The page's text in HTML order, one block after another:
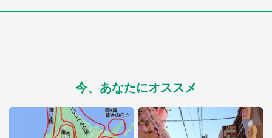
今、あなたにオススメ